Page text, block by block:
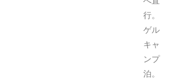
行。
ゲル
キャ
ンプ
泊。